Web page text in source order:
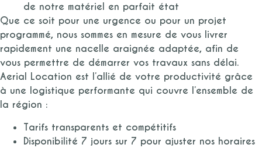
de notre matériel en parfait état
Que ce soit pour une urgence ou pour un projet
programmé, nous sommes en mesure de vous livrer
rapidement une nacelle araignée adaptée, afin de
vous permettre de démarrer vos travaux sans délai.
Aerial Location est l’allié de votre productivité grâce
à une logistique performante qui couvre l’ensemble de
la région :
Tarifs transparents et compétitifs
Disponibilité 7 jours sur 7 pour ajuster nos horaires